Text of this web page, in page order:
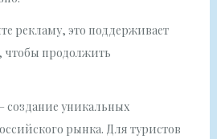
рекламу, это поддерживает
чтобы продолжить
создание уникальных
рынка. Для туристов